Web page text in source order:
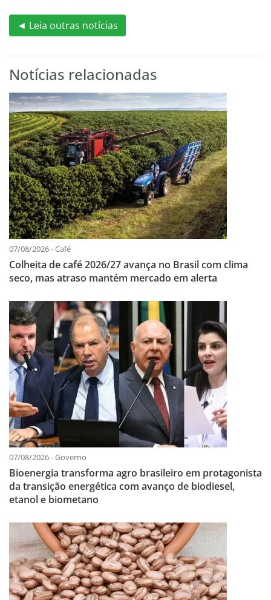
◄ Leia outras notícias
Notícias relacionadas
07/08/2026 - Café
Colheita de café 2026/27 avança no Brasil com clima
seco, mas atraso mantém mercado em alerta
07/08/2026 - Governo
Bioenergia transforma agro brasileiro em protagonista
da transição energética com avanço de biodiesel,
etanol e biometano